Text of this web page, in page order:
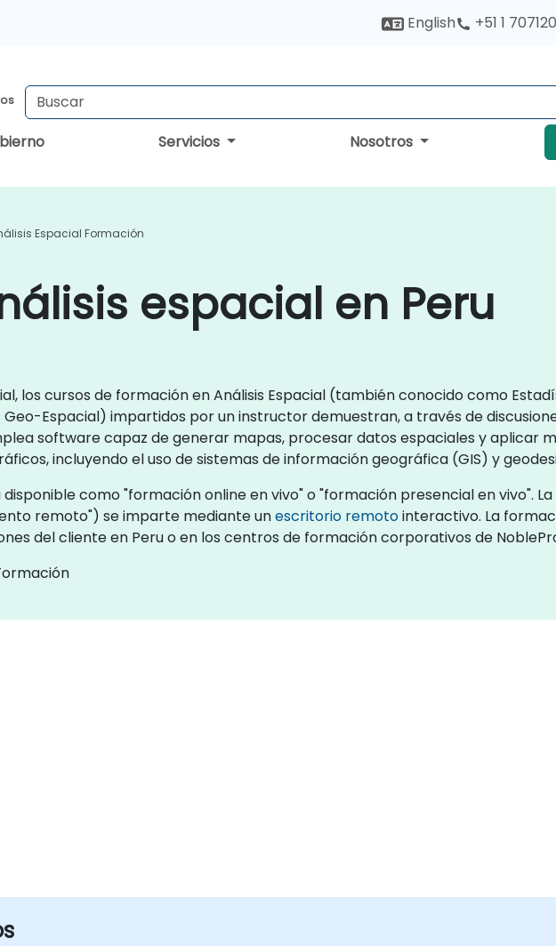
English +51 1
Servicios Nosotros
Espacial Formación
espacial en Peru
los cursos de formación en Análisis Espacial (también conocido como
Geo-Espacial) impartidos por un instructor demuestran, a través de
software capaz de generar mapas, procesar datos espaciales y aplicar
incluyendo el uso de sistemas de información geográfica (GIS) y
como "formación online en vivo" o "formación presencial en vivo".
remoto") se imparte mediante unescritorio remotointeractivo. La
del cliente en Peru o en los centros de formación corporativos de